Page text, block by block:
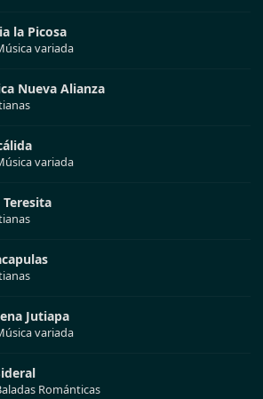
la Picosa
variada
Nueva Alianza
variada
Teresita
Jutiapa
variada
Románticas